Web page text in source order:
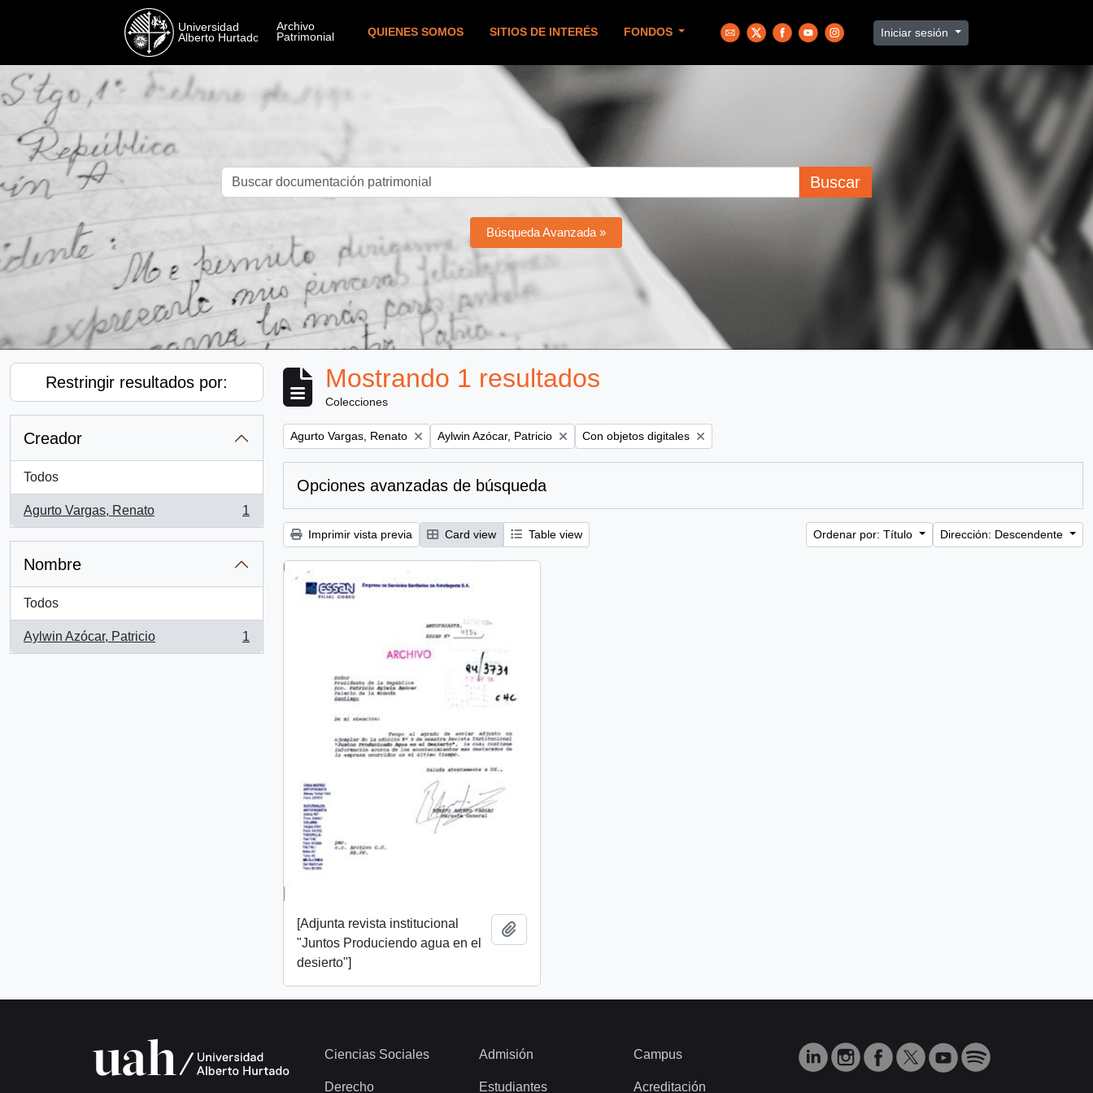
QUIENES SOMOS SITIOS DE INTERÉS FONDOS Iniciar sesión
Buscar
Búsqueda Avanzada »
Restringir resultados por:
Creador
Todos
Agurto Vargas, Renato
, 1 resultados
1
Nombre
Todos
Aylwin Azócar, Patricio
, 1 resultados
1
Mostrando 1 resultados
Colecciones
Remove filter:
Agurto Vargas, Renato Remove filter:
Aylwin Azócar, Patricio Remove filter:
Con objetos digitales
Opciones avanzadas de búsqueda
Imprimir vista previa Card view Table view Ordenar por: Título Dirección: Descendente
[Adjunta revista institucional
"Juntos Produciendo agua en el
desierto"]
Ciencias Sociales
Derecho
Admisión
Estudiantes
Campus
Acreditación